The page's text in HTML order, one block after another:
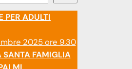
PER ADULTI
2025 ore 9.30
SANTA FAMIGLIA